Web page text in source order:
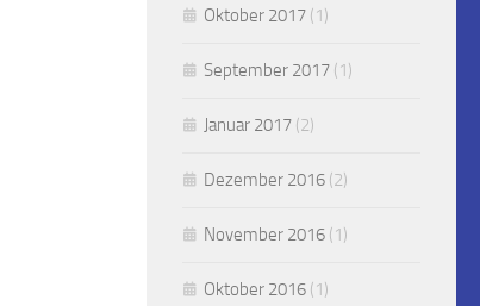
Oktober 2017 (1)
September 2017 (1)
Januar 2017 (2)
Dezember 2016 (2)
November 2016 (1)
Oktober 2016 (1)